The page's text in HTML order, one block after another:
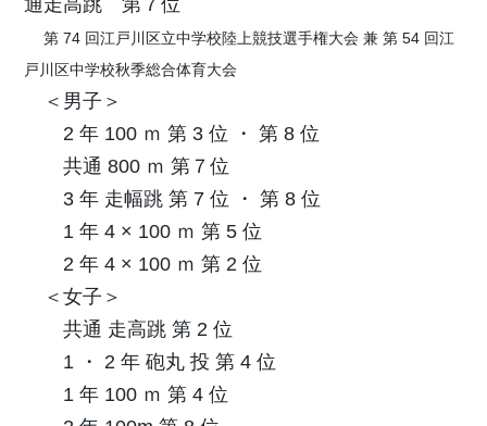
第 74 回江戸川区立中学校陸上競技選手権大会 兼 第 54 回江
戸川区中学校秋季総合体育大会
＜男子＞
2 年 100 ｍ 第 3 位 ・ 第 8 位
共通 800 ｍ 第７位
3 年 走幅跳 第 7 位 ・ 第 8 位
1 年 4 × 100 ｍ 第 5 位
2 年 4 × 100 ｍ 第 2 位
＜女子＞
共通 走高跳 第 2 位
1 ・ 2 年 砲丸 投 第 4 位
1 年 100 ｍ 第 4 位